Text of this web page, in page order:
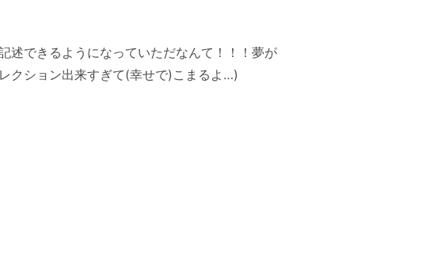
述できるようになっていただなんて！！！夢が
クション出来すぎて(幸せで)こまるよ…)